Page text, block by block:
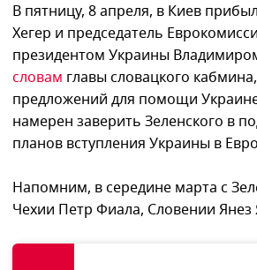
В пятницу, 8 апреля, в Киев
Хегер и председатель
президентом Украины
словам главы словацкого
предложений для помощи
намерен заверить Зеленского в
планов вступления Украины в
Напомним, в середине марта с
Чехии Петр Фиала, Словении